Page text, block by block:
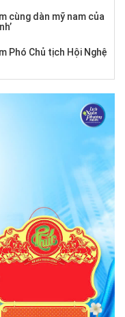
cùng dàn mỹ nam của
Phó Chủ tịch Hội Nghệ